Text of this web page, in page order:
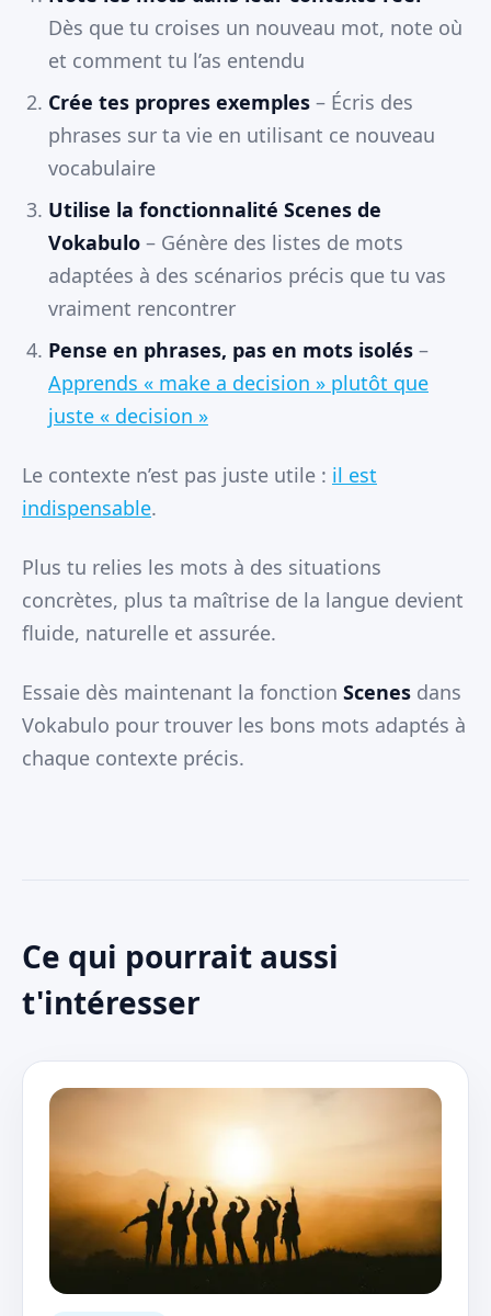
Dès que tu croises un nouveau mot, note où
et comment tu l’as entendu
Crée tes propres exemples – Écris des
phrases sur ta vie en utilisant ce nouveau
vocabulaire
Utilise la fonctionnalité Scenes de
Vokabulo – Génère des listes de mots
adaptées à des scénarios précis que tu vas
vraiment rencontrer
Pense en phrases, pas en mots isolés –
Apprends « make a decision » plutôt que
juste « decision »
Le contexte n’est pas juste utile : il est
indispensable.
Plus tu relies les mots à des situations
concrètes, plus ta maîtrise de la langue devient
fluide, naturelle et assurée.
Essaie dès maintenant la fonction Scenes dans
Vokabulo pour trouver les bons mots adaptés à
chaque contexte précis.
Ce qui pourrait aussi
t'intéresser